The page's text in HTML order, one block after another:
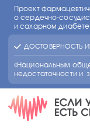
Проект
о сердечно-
и сахарном диабете
ДОСТОВЕРНОСТЬ
«Национальным
недостаточности и